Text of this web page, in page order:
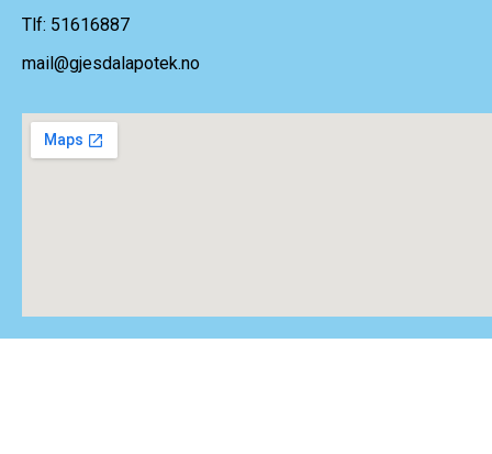
Tlf: 51616887
mail@gjesdalapotek.no